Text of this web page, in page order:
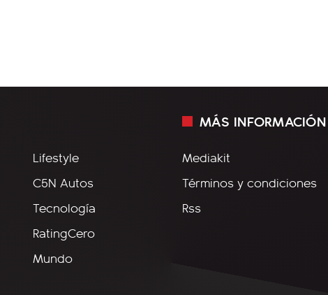
Lifestyle
C5N Autos
Tecnología
RatingCero
Mundo
MÁS INFORMACIÓN
Mediakit
Términos y condiciones
Rss